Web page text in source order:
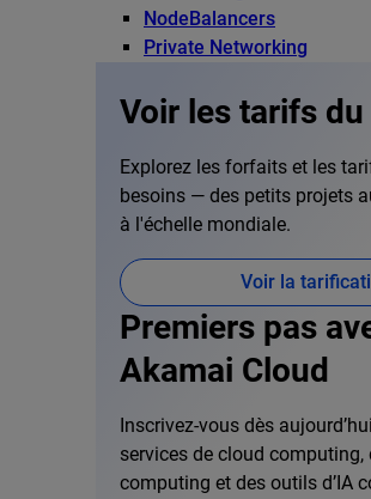
NodeBalancers
Private Networking
Voir les tarifs du
Explorez les forfaits et les
besoins — des petits projets
à l'échelle mondiale.
Voir la
Premiers pas
Akamai Cloud
Inscrivez-vous dès
services de cloud computing,
computing et des outils d’IA